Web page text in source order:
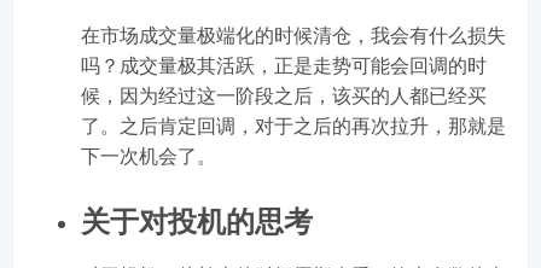
在市场成交量极端化的时候清仓，我会有什么损失
吗？成交量极其活跃，正是走势可能会回调的时
候，因为经过这一阶段之后，该买的人都已经买
了。之后肯定回调，对于之后的再次拉升，那就是
下一次机会了。
关于对投机的思考